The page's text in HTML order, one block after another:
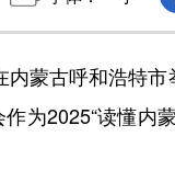
古呼和浩特市
为2025“读懂内